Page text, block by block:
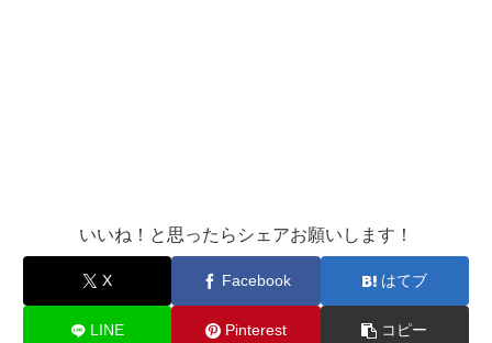
いいね！と思ったらシェアお願いします！
X Facebook はてブ
LINE Pinterest コピー